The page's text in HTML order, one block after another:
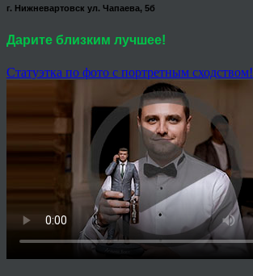
г. Нижневартовск ул. Чапаева, 5б
Дарите близким лучшее!
Статуэтка по фото с портретным сходством!